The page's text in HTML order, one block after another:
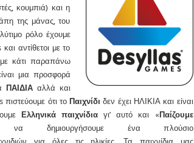
κουμπιά) και η
της μάνας, του
ρόλο έχουμε
αντίθετοι με το
κάτι παραπάνω
μια προσφορά
ΠΑΙΔΙΑαλλά και
ότι το Παιχνίδιδεν έχει ΗΛΙΚΙΑ και είναι
Ελληνικά παιχνίδιαγι’ αυτό και « Παίζουμε
δημιουργήσουμε ένα πλούσιο